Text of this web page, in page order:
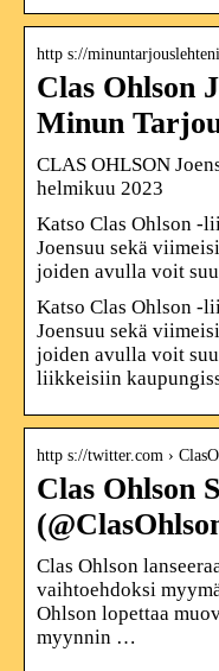
http s://
Clas Ohlson
Minun
CLAS OHLSON
helmikuu 2023
Katso Clas Ohlson -
Joensuu sekä
joiden avulla voit
Katso Clas Ohlson -
Joensuu sekä
joiden avulla voit
liikkeisiin
http s://twitter.com ›
Clas Ohlson
Clas Ohlson
vaihtoehdoksi
Ohlson lopettaa
myynnin …